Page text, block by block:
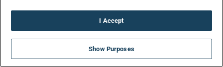
Interwetten
Βαθμολογίες
ΑΠΟΚΛΕΙΣΤΙΚΟ: Νέο Live Casino με
προσφορά* ΧΩΡΙΣ ΚΑΤΑΘΕΣΗ!
I Accept
Show Purposes